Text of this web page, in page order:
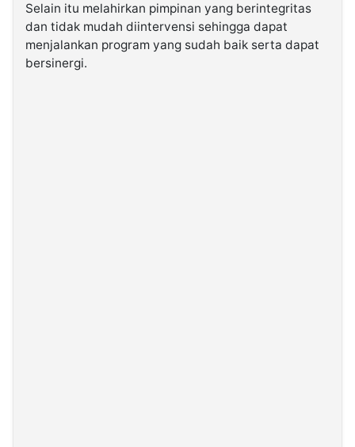
Selain itu melahirkan pimpinan yang berintegritas
dan tidak mudah diintervensi sehingga dapat
menjalankan program yang sudah baik serta dapat
bersinergi.